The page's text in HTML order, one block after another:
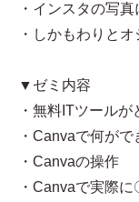
・インスタの写
・しかもわりとオ
▼ゼミ内容
・無料ITツールが
・Canvaで何がで
・Canvaの操作
・Canvaで実際に